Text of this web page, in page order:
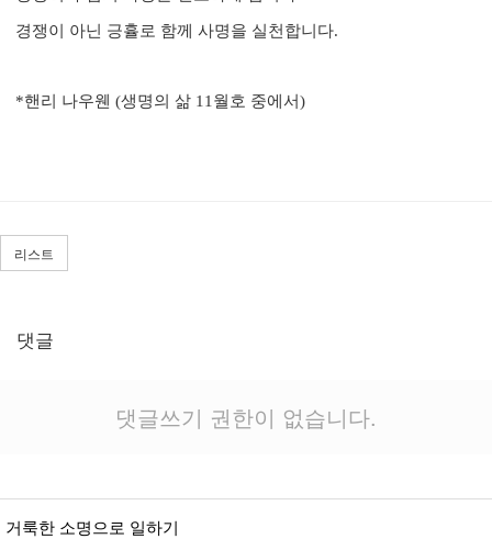
경쟁이 아닌 긍휼로 함께 사명을 실천합니다.
*핸리 나우웬 (생명의 삶 11월호 중에서)
리스트
댓글
댓글쓰기 권한이 없습니다.
거룩한 소명으로 일하기